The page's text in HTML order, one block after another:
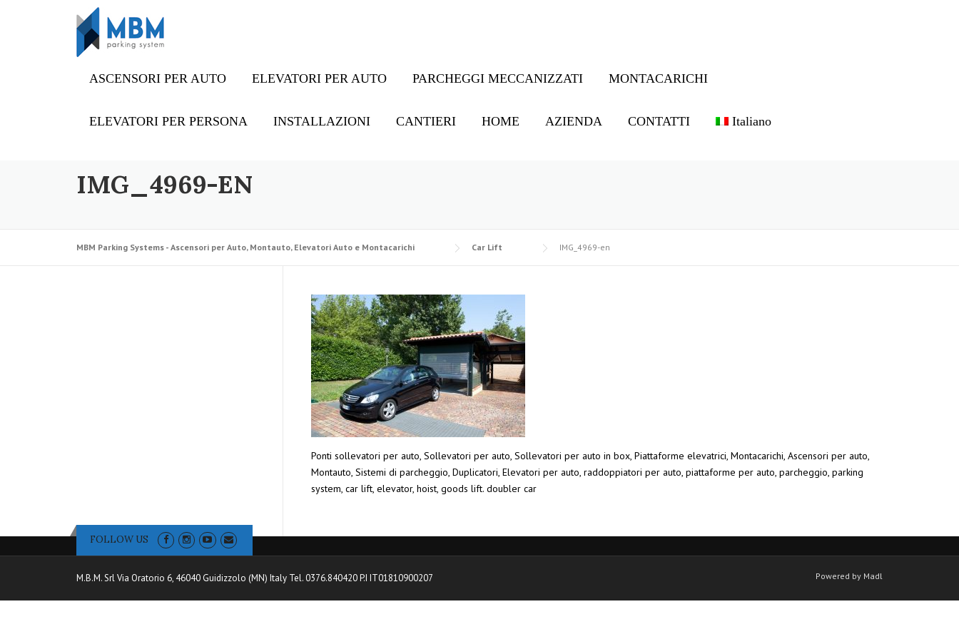
ASCENSORI PER AUTO ELEVATORI PER AUTO PARCHEGGI MECCANIZZATI MONTACARICHI
ELEVATORI PER PERSONA INSTALLAZIONI CANTIERI HOME AZIENDA CONTATTI Italiano
IMG_4969-EN
MBM Parking Systems - Ascensori per Auto, Montauto, Elevatori Auto e Montacarichi Car Lift IMG_4969-en
Ponti sollevatori per auto, Sollevatori per auto, Sollevatori per auto in box, Piattaforme elevatrici, Montacarichi, Ascensori per auto,
Montauto, Sistemi di parcheggio, Duplicatori, Elevatori per auto, raddoppiatori per auto, piattaforme per auto, parcheggio, parking
system, car lift, elevator, hoist, goods lift. doubler car
FOLLOW US
M.B.M. Srl Via Oratorio 6, 46040 Guidizzolo (MN) Italy Tel. 0376.840420 P.I IT01810900207 Powered by Madl